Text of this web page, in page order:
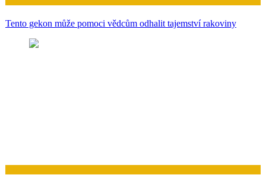
Tento gekon může pomoci vědcům odhalit tajemství rakoviny